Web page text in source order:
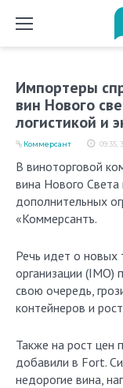
Импортеры
вин Нового
логистикой и
09:35,
Коммерсант
В виноторговой компании Fort ожидают, что в 2023 году
вина Нового
дополнительных
«Коммерсантъ.
Речь идет о
организации
свою очередь,
контейнеров и
Также на рост цен
добавили в Fort.
недорогие вина,